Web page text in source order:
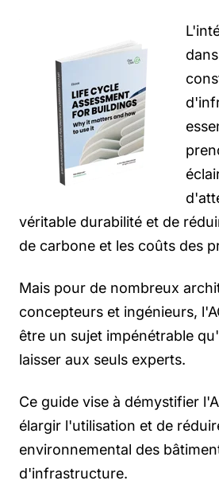
véritable durabilité et de
de carbone et les coûts des
Mais pour de nombreux
concepteurs et ingénieurs,
être un sujet impénétrable
laisser aux seuls experts.
Ce guide vise à démystifier
élargir l'utilisation et de
environnemental des
d'infrastructure.